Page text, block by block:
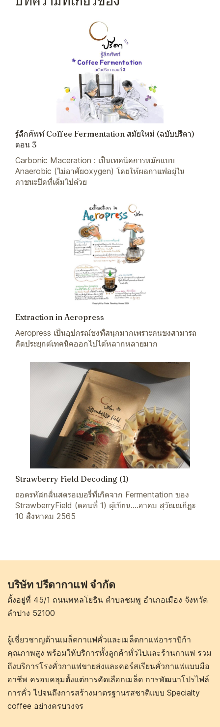
รู้ลึกศัพท์ Coffee Fermentation สมัยใหม่ (ฉบับปรีดา)
ตอน 3
Carbonic Maceration : เป็นเทคนิคการหมักแบบ
Anaerobic (ไม่อาศัยoxygen) โดยให้ผลกาแฟอยู่ใน
ภาชนะปิดที่เต็มไปด้วย
Extraction in Aeropress
Aeropress เป็นอุปกรณ์ชงที่สนุกมากเพราะคนชงสามารถ
คิดประยุกต์เทคนิคออกไปได้หลากหลายมาก
Strawberry Field Decoding (1)
ถอดรหัสกลิ่นสตรอเบอรี่ที่เกิดจาก Fermentation ของ
StrawberryField (ตอนที่ 1) ผู้เขียน....อาคม สุวัณณกีฏะ
10 สิงหาคม 2565
บริษัท ปรีดากาแฟ จำกัด
ตั้งอยู่ที่ 45/1 ถนนพหลโยธิน ตำบลชมพู อำเภอเมือง จังหวัด
ลำปาง 52100
ผู้เชี่ยวชาญด้านเมล็ดกาแฟคั่วและเมล็ดกาแฟอาราบิก้า
คุณภาพสูง พร้อมให้บริการทั้งลูกค้าทั่วไปและร้านกาแฟ รวม
ถึงบริการโรงคั่วกาแฟขายส่งและคอร์สเรียนคั่วกาแฟแบบมือ
อาชีพ ครอบคลุมตั้งแต่การคัดเลือกเมล็ด การพัฒนาโปรไฟล์
การคั่ว ไปจนถึงการสร้างมาตรฐานรสชาติแบบ Specialty
coffee อย่างครบวงจร